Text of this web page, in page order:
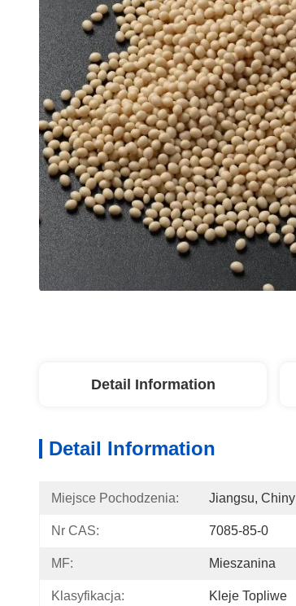
Detail Information
Detail Information
Miejsce Pochodzenia: Jiangsu, Chiny
Nr CAS: 7085-85-0
MF: Mieszanina
Klasyfikacja: Kleje Topliwe